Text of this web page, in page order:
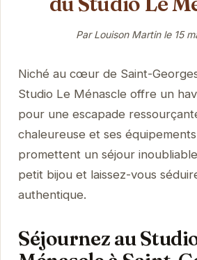
Par Louison Martin le 15
Niché au cœur de Saint-
Studio Le Ménascle offre un
pour une escapade
chaleureuse et ses
promettent un séjour
petit bijou et laissez-vous
authentique.
Séjournez au